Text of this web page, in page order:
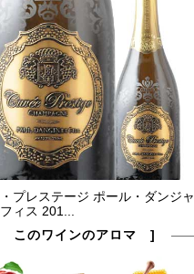
プレステージ ポール・ダンジャ
ィス 201...
このワインのアロマ ]